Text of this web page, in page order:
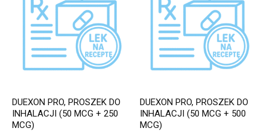
DUEXON PRO, PROSZEK DO
INHALACJI (50 MCG + 250
MCG)
DUEXON PRO, PROSZEK DO
INHALACJI (50 MCG + 500
MCG)